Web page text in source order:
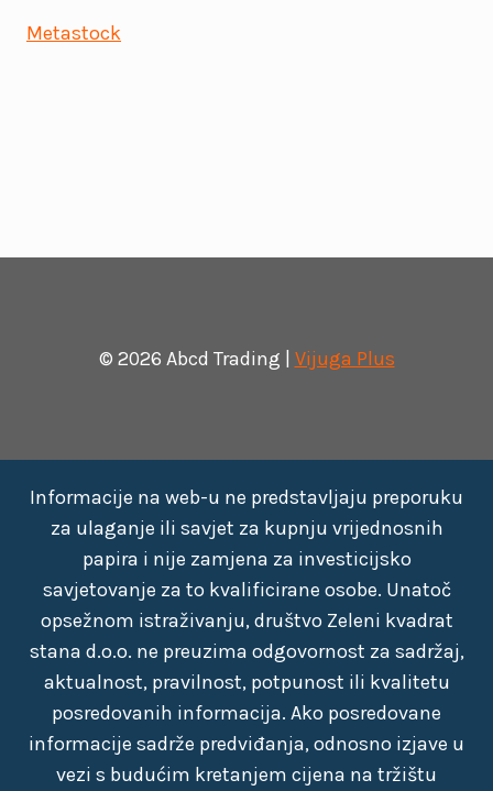
Metastock
© 2026 Abcd Trading | Vijuga Plus
Informacije na web-u ne predstavljaju preporuku
za ulaganje ili savjet za kupnju vrijednosnih
papira i nije zamjena za investicijsko
savjetovanje za to kvalificirane osobe. Unatoč
opsežnom istraživanju, društvo Zeleni kvadrat
stana d.o.o. ne preuzima odgovornost za sadržaj,
aktualnost, pravilnost, potpunost ili kvalitetu
posredovanih informacija. Ako posredovane
informacije sadrže predviđanja, odnosno izjave u
vezi s budućim kretanjem cijena na tržištu